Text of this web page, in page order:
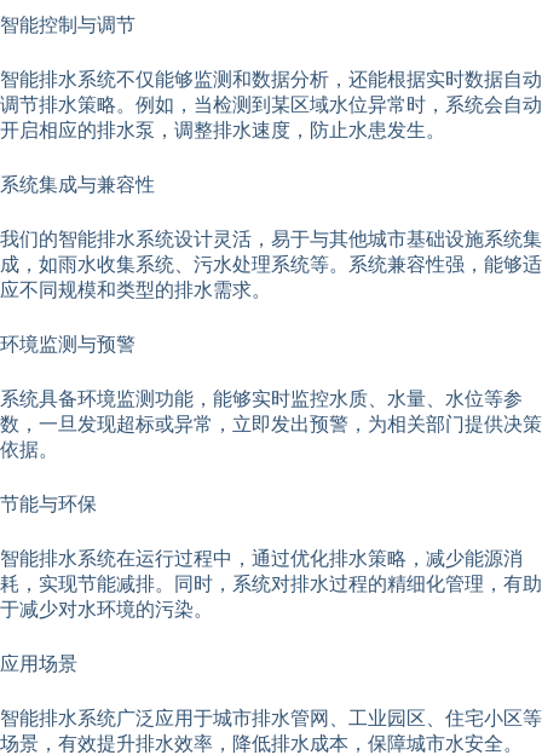
智能控制与调节
智能排水系统不仅能够监测和数据分析，还能根据实时数据自动
调节排水策略。例如，当检测到某区域水位异常时，系统会自动
开启相应的排水泵，调整排水速度，防止水患发生。
系统集成与兼容性
我们的智能排水系统设计灵活，易于与其他城市基础设施系统集
成，如雨水收集系统、污水处理系统等。系统兼容性强，能够适
应不同规模和类型的排水需求。
环境监测与预警
系统具备环境监测功能，能够实时监控水质、水量、水位等参
数，一旦发现超标或异常，立即发出预警，为相关部门提供决策
依据。
节能与环保
智能排水系统在运行过程中，通过优化排水策略，减少能源消
耗，实现节能减排。同时，系统对排水过程的精细化管理，有助
于减少对水环境的污染。
应用场景
智能排水系统广泛应用于城市排水管网、工业园区、住宅小区等
场景，有效提升排水效率，降低排水成本，保障城市水安全。